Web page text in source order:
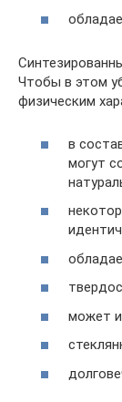
Чтобы в этом
физическим
в
могут
может